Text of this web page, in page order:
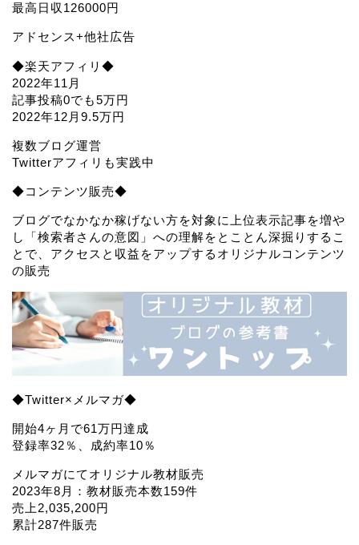
最高日収126000円
アドセンス+他社広告
◆楽天アフィリ◆
2022年11月
記事投稿0でも5万円
2022年12月9.5万円
複数ブログ運営
Twitterアフィリも実践中
◆コンテンツ販売◆
ブログでなかなか稼げない方を対象に上位表示記事を増や
し「検索者さんの意図」への理解をとことん深掘りするこ
とで、アクセスと収益をアップするオリジナルコンテンツ
の販売
◆Twitter×メルマガ◆
開始4ヶ月で61万円達成
登録率32％、成約率10％
メルマガにてオリジナル教材販売
2023年8月：教材販売本数159件
売上2,035,200円
累計287件販売